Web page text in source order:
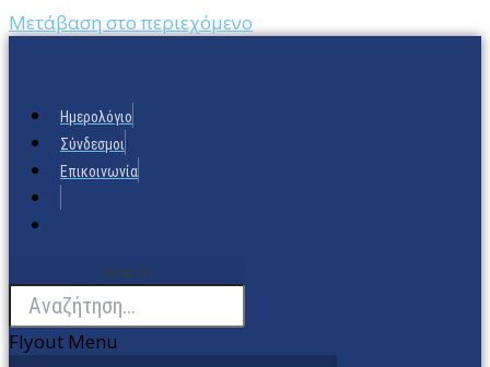
Μετάβαση στο περιεχόμενο
Ημερολόγιο
Σύνδεσμοι
Επικοινωνία
Search
Flyout Menu